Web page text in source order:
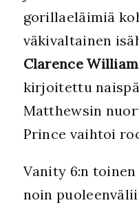
gorillaeläimiä
väkivaltainen
Clarence
kirjoitettu
Matthewsin
Prince vaihtoi
Vanity 6:n
noin